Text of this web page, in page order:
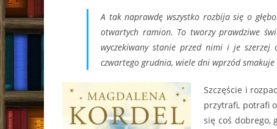
A tak naprawdę wszystko rozbija się o
otwartych ramion. To tworzy prawdziwe
wyczekiwany stanie przed nimi i je szerzej
czwartego grudnia, wiele dni wprzód
Szczęście i
przytrafi, potrafi
się coś dobrego,